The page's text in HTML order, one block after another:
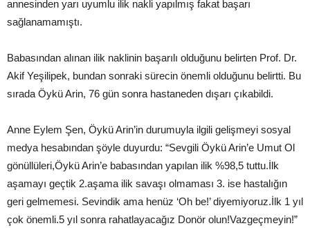
annesinden yarı uyumlu ilik nakli yapılmış fakat başarı
sağlanamamıştı.
Babasından alınan ilik naklinin başarılı olduğunu belirten Prof. Dr.
Akif Yeşilipek, bundan sonraki sürecin önemli olduğunu belirtti. Bu
sırada Öykü Arin, 76 gün sonra hastaneden dışarı çıkabildi.
Anne Eylem Şen, Öykü Arin’in durumuyla ilgili gelişmeyi sosyal
medya hesabından şöyle duyurdu: “Sevgili Öykü Arin’e Umut Ol
gönüllüleri,Öykü Arin’e babasından yapılan ilik %98,5 tuttu.İlk
aşamayı geçtik 2.aşama ilik savaşı olmaması 3. ise hastalığın
geri gelmemesi. Sevindik ama henüz ‘Oh be!’ diyemiyoruz.İlk 1 yıl
çok önemli.5 yıl sonra rahatlayacağız Donör olun!Vazgeçmeyin!”